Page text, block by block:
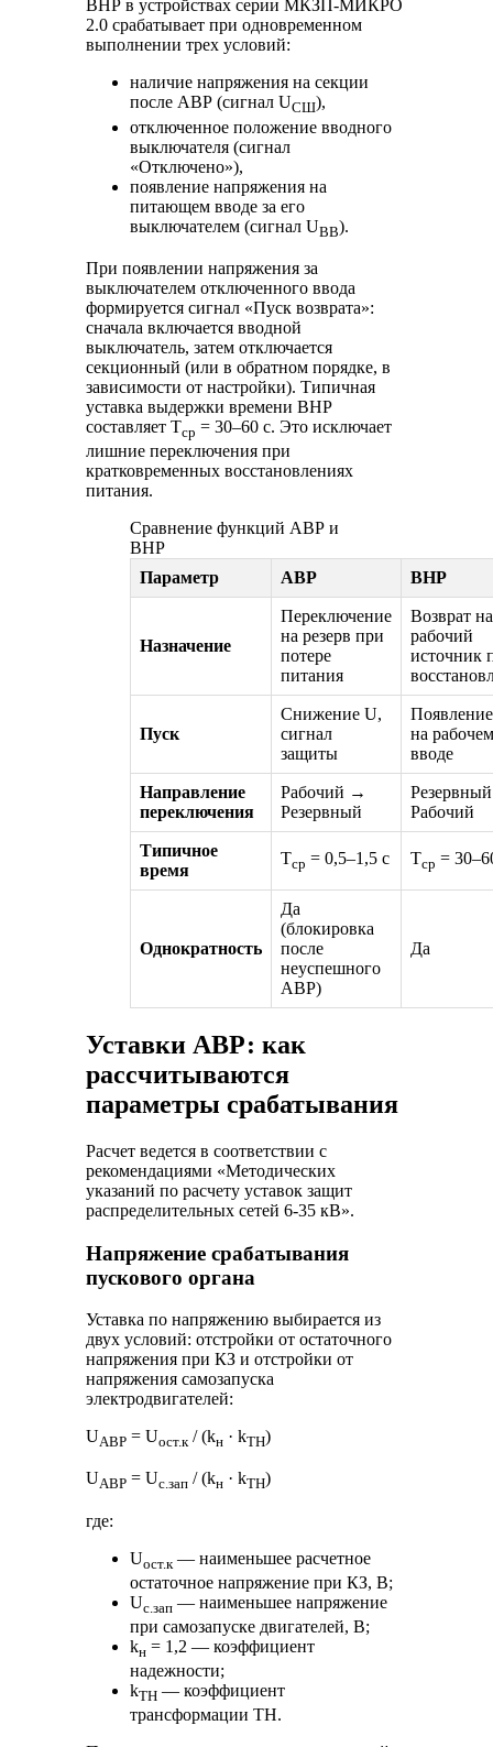
ВНР в устройствах серии МКЗП-МИКРО
2.0 срабатывает при одновременном
выполнении трех условий:
наличие напряжения на секции
после АВР (сигнал UСШ),
отключенное положение вводного
выключателя (сигнал
«Отключено»),
появление напряжения на
питающем вводе за его
выключателем (сигнал UВВ).
При появлении напряжения за
выключателем отключенного ввода
формируется сигнал «Пуск возврата»:
сначала включается вводной
выключатель, затем отключается
секционный (или в обратном порядке, в
зависимости от настройки). Типичная
уставка выдержки времени ВНР
составляет Tср = 30–60 с. Это исключает
лишние переключения при
кратковременных восстановлениях
питания.
Сравнение функций АВР и
ВНР
Параметр
АВР ВНР
Назначение
Переключение
на резерв при
потере
питания
Возврат на
рабочий
источник
Пуск
Снижение U,
сигнал
защиты
на рабочем
вводе
Направление
переключения
Рабочий →
Резервный
Рабочий
Типичное
время
Tср = 0,5–1,5 с Tср =
Однократность
Да
(блокировка
после
неуспешного
АВР)
Да
Уставки АВР: как
рассчитываются
параметры срабатывания
Расчет ведется в соответствии с
рекомендациями «Методических
указаний по расчету уставок защит
распределительных сетей 6-35 кВ».
Напряжение срабатывания
пускового органа
Уставка по напряжению выбирается из
двух условий: отстройки от остаточного
напряжения при КЗ и отстройки от
напряжения самозапуска
электродвигателей:
UАВР = Uост.к / (kн · kТН)
UАВР = Uс.зап / (kн · kТН)
где:
Uост.к — наименьшее расчетное
остаточное напряжение при КЗ, В;
Uс.зап — наименьшее напряжение
при самозапуске двигателей, В;
kн = 1,2 — коэффициент
надежности;
kТН — коэффициент
трансформации ТН.